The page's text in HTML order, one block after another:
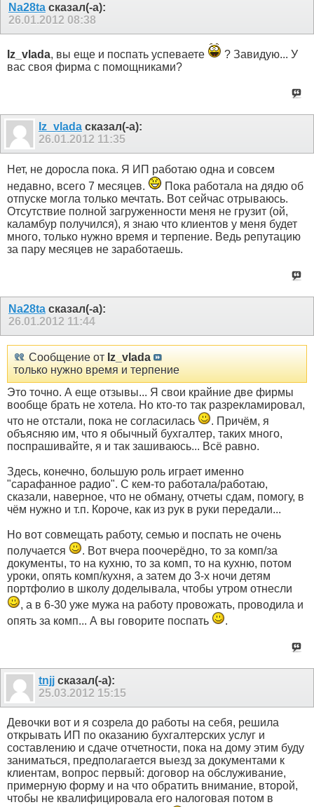
Na28ta сказал(-а):
26.01.2012 08:38
Iz_vlada, вы еще и поспать успеваете
? Завидую... У
вас своя фирма с помощниками?
Iz_vlada сказал(-а):
26.01.2012 11:35
Нет, не доросла пока. Я ИП работаю одна и совсем
недавно, всего 7 месяцев.
Пока работала на дядю об
отпуске могла только мечтать. Вот сейчас отрываюсь.
Отсутствие полной загруженности меня не грузит (ой,
каламбур получился), я знаю что клиентов у меня будет
много, только нужно время и терпение. Ведь репутацию
за пару месяцев не заработаешь.
Na28ta сказал(-а):
26.01.2012 11:44
Сообщение от Iz_vlada
только нужно время и терпение
Это точно. А еще отзывы... Я свои крайние две фирмы
вообще брать не хотела. Но кто-то так разрекламировал,
что не отстали, пока не согласилась
. Причём, я
объясняю им, что я обычный бухгалтер, таких много,
поспрашивайте, я и так зашиваюсь... Всё равно.
Здесь, конечно, большую роль играет именно
"сарафанное радио". С кем-то работала/работаю,
сказали, наверное, что не обману, отчеты сдам, помогу, в
чём нужно и т.п. Короче, как из рук в руки передали...
Но вот совмещать работу, семью и поспать не очень
получается
. Вот вчера поочерёдно, то за комп/за
документы, то на кухню, то за комп, то на кухню, потом
уроки, опять комп/кухня, а затем до 3-х ночи детям
портфолио в школу доделывала, чтобы утром отнесли
, а в 6-30 уже мужа на работу провожать, проводила и
опять за комп... А вы говорите поспать
.
tnjj сказал(-а):
25.03.2012 15:15
Девочки вот и я созрела до работы на себя, решила
открывать ИП по оказанию бухгалтерских услуг и
составлению и сдаче отчетности, пока на дому этим буду
заниматься, предполагается выезд за документами к
клиентам, вопрос первый: договор на обслуживание,
примерную форму и на что обратить внимание, второй,
чтобы не квалифицировала его налоговая потом в